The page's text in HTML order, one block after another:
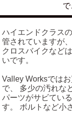
ハイエンドクラス
管されていますが、
クロスバイクなど
いです。
Valley Worksでは
で、 多少の汚れな
パーツがサビてい
す。 ボルトなど小